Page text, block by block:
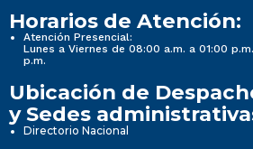
Horarios de Atención:
Atención Presencial:
Lunes a Viernes de 08:00 a.m. a 01:00
p.m.
Ubicación de
y Sedes
Directorio Nacional